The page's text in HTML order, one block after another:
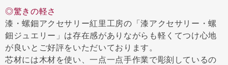
◎驚きの軽さ
漆・螺鈿アクセサリー紅里工房の「漆アクセサリー・螺
鈿ジュエリー」は存在感がありながらも軽くてつけ心地
が良いとご好評をいただいております。
芯材には木材を使い、一点一点手作業で彫刻しているの